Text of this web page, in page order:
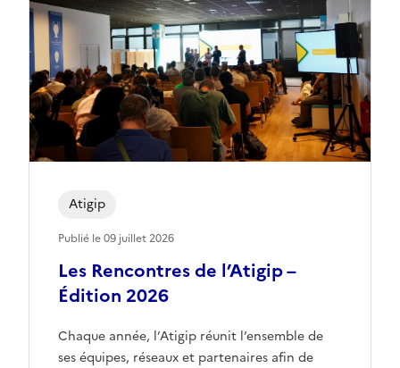
Les Rencontres de l’Atigip –
Édition 2026
Chaque année, l’Atigip réunit l’ensemble de
ses équipes, réseaux et partenaires afin de
Atigip
Publié le 09 juillet 2026